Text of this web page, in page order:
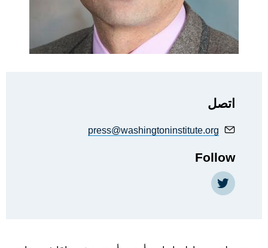
اتصل
press@washingtoninstitute.org
Follow